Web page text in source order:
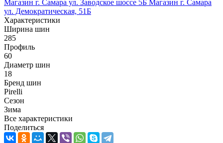
Магазин г. Самара ул. Заводское шоссе 5Б Магазин г. Самара
ул. Демократическая, 51Б
Характеристики
Ширина шин
285
Профиль
60
Диаметр шин
18
Бренд шин
Pirelli
Сезон
Зима
Все характеристики
Поделиться